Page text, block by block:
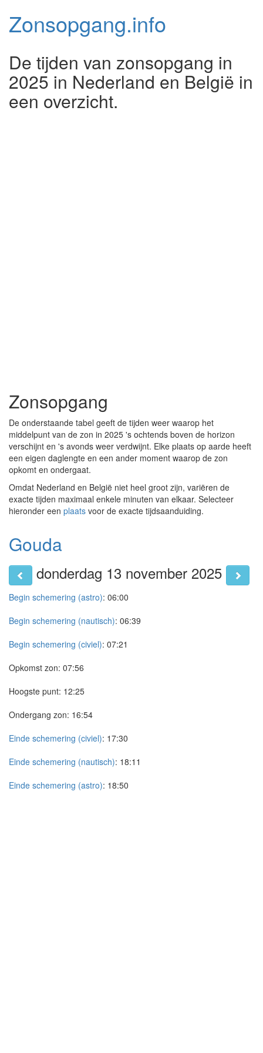
Zonsopgang.info
De tijden van zonsopgang in
2025 in Nederland en België in
een overzicht.
Zonsopgang
De onderstaande tabel geeft de tijden weer waarop het
middelpunt van de zon in 2025 's ochtends boven de horizon
verschijnt en 's avonds weer verdwijnt. Elke plaats op aarde heeft
een eigen daglengte en een ander moment waarop de zon
opkomt en ondergaat.
Omdat Nederland en België niet heel groot zijn, variëren de
exacte tijden maximaal enkele minuten van elkaar. Selecteer
hieronder een plaats voor de exacte tijdsaanduiding.
Gouda
donderdag 13 november 2025
Begin schemering (astro): 06:00
Begin schemering (nautisch): 06:39
Begin schemering (civiel): 07:21
Opkomst zon: 07:56
Hoogste punt: 12:25
Ondergang zon: 16:54
Einde schemering (civiel): 17:30
Einde schemering (nautisch): 18:11
Einde schemering (astro): 18:50